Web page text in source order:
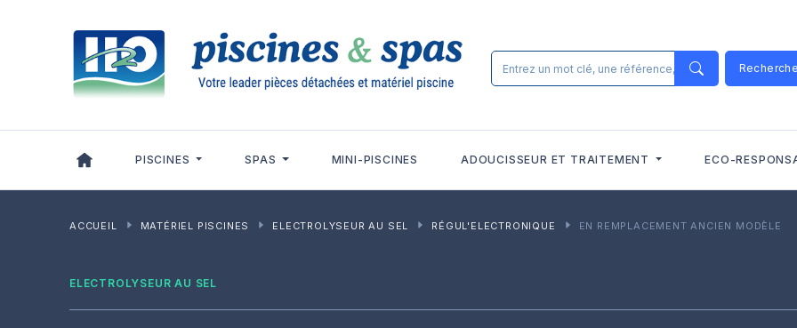
PISCINES SPAS MINI-PISCINES ADOUCISSEUR ET TRAITEMENT ECO-
ACCUEIL MATÉRIEL PISCINES ELECTROLYSEUR AU SEL RÉGUL'ELECTRONIQUE EN REMPLACEMENT ANCIEN MODÈLE
ELECTROLYSEUR AU SEL